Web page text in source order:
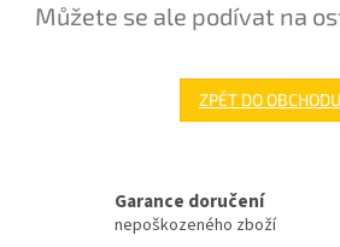
Můžete se ale podívat na
ZPĚT DO OBCHODU
Garance doručení
nepoškozeného zboží